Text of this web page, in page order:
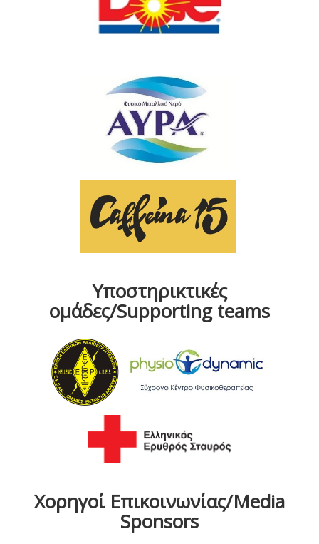
Υποστηρικτικές
ομάδες/Supporting teams
Χορηγοί Επικοινωνίας/Media
Sponsors